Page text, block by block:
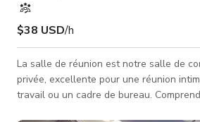
$38 USD/h
La salle de réunion est notre salle de
privée, excellente pour une réunion
travail ou un cadre de bureau.